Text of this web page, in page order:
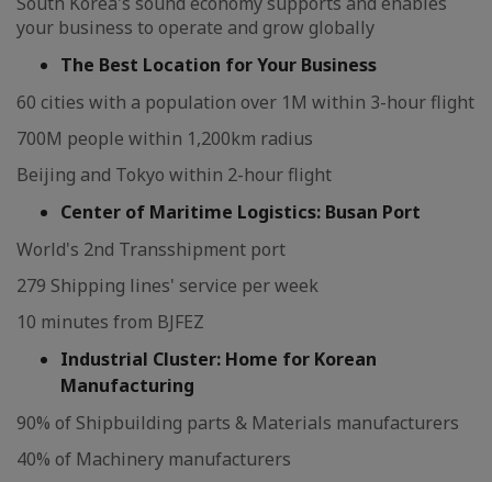
your business to operate and grow globally
The Best Location for Your Business
60 cities with a population over 1M within 3-hour flight
700M people within 1,200km radius
Beijing and Tokyo within 2-hour flight
Center of Maritime Logistics: Busan Port
World's 2nd Transshipment port
279 Shipping lines' service per week
10 minutes from BJFEZ
Industrial Cluster: Home for Korean
Manufacturing
90% of Shipbuilding parts & Materials manufacturers
40% of Machinery manufacturers